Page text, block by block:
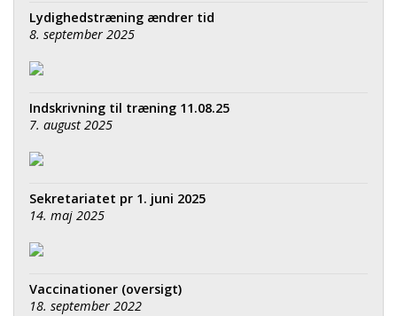
Lydighedstræning ændrer tid
8. september 2025
Indskrivning til træning 11.08.25
7. august 2025
Sekretariatet pr 1. juni 2025
14. maj 2025
Vaccinationer (oversigt)
18. september 2022